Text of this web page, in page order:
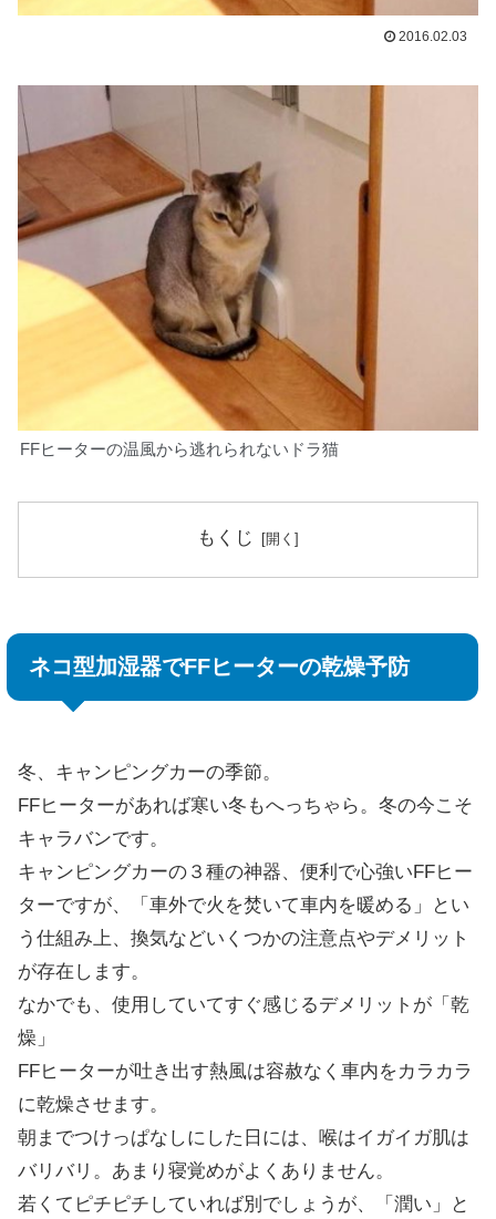
2016.02.03
FFヒーターの温風から逃れられないドラ猫
もくじ
ネコ型加湿器でFFヒーターの乾燥予防
冬、キャンピングカーの季節。
FFヒーターがあれば寒い冬もへっちゃら。冬の今こそ
キャラバンです。
キャンピングカーの３種の神器、便利で心強いFFヒー
ターですが、「車外で火を焚いて車内を暖める」とい
う仕組み上、換気などいくつかの注意点やデメリット
が存在します。
なかでも、使用していてすぐ感じるデメリットが「乾
燥」
FFヒーターが吐き出す熱風は容赦なく車内をカラカラ
に乾燥させます。
朝までつけっぱなしにした日には、喉はイガイガ肌は
バリバリ。あまり寝覚めがよくありません。
若くてピチピチしていれば別でしょうが、「潤い」と